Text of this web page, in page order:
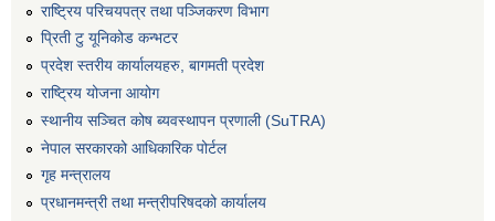
राष्ट्रिय परिचयपत्र तथा पञ्जिकरण विभाग
प्रिती टु यूनिकोड कन्भटर
प्रदेश स्तरीय कार्यालयहरु, बागमती प्रदेश
राष्ट्रिय योजना आयोग
स्थानीय सञ्चित कोष ब्यवस्थापन प्रणाली (SuTRA)
नेपाल सरकारको आधिकारिक पोर्टल
गृह मन्त्रालय
प्रधानमन्त्री तथा मन्त्रीपरिषदको कार्यालय